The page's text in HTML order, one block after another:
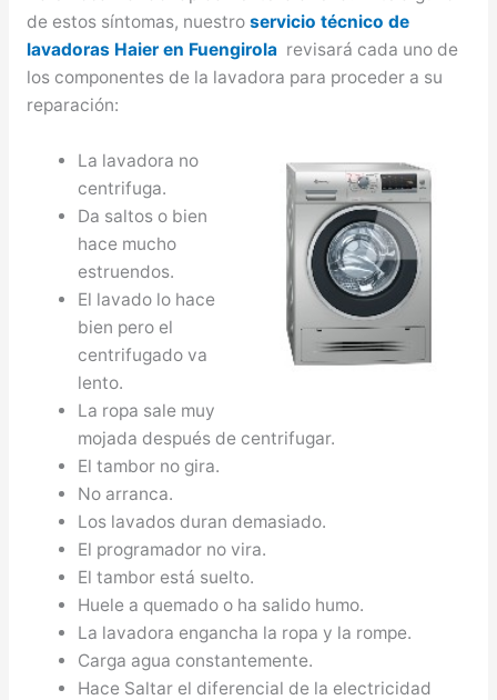
de estos síntomas, nuestro servicio técnico de
lavadoras Haier en Fuengirola revisará cada uno de
los componentes de la lavadora para proceder a su
reparación:
La lavadora no
centrifuga.
Da saltos o bien
hace mucho
estruendos.
El lavado lo hace
bien pero el
centrifugado va
lento.
La ropa sale muy
mojada después de centrifugar.
El tambor no gira.
No arranca.
Los lavados duran demasiado.
El programador no vira.
El tambor está suelto.
Huele a quemado o ha salido humo.
La lavadora engancha la ropa y la rompe.
Carga agua constantemente.
Hace Saltar el diferencial de la electricidad